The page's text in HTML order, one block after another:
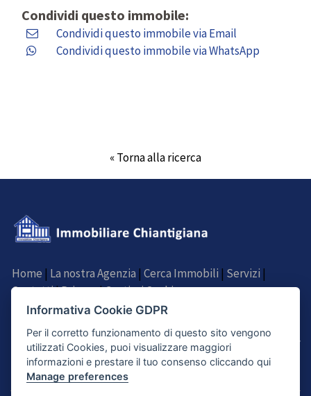
Condividi questo immobile:
Condividi questo immobile via Email
Condividi questo immobile via WhatsApp
« Torna alla ricerca
Home | La nostra Agenzia | Cerca Immobili | Servizi |
Contatti|Privacy|Gestisci Cookie
SEGUICI SU
Informativa Cookie GDPR
Per il corretto funzionamento di questo sito vengono
utilizzati Cookies, puoi visualizzare maggiori
informazioni e prestare il tuo consenso cliccando qui
Manage preferences